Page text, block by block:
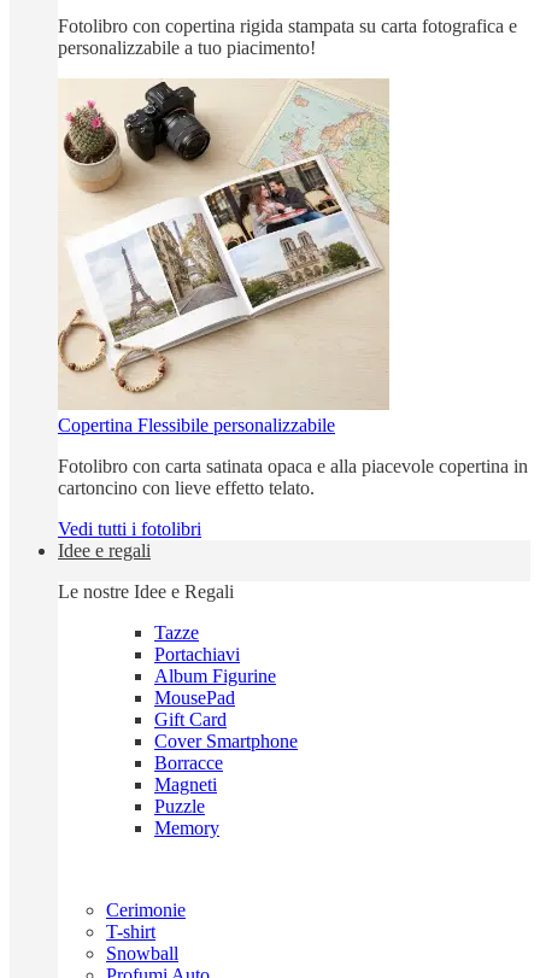
Fotolibro con copertina rigida stampata su carta fotografica e
personalizzabile a tuo piacimento!
Copertina Flessibile personalizzabile
Fotolibro con carta satinata opaca e alla piacevole copertina in
cartoncino con lieve effetto telato.
Vedi tutti i fotolibri
Idee e regali
Le nostre Idee e Regali
Tazze
Portachiavi
Album Figurine
MousePad
Gift Card
Cover Smartphone
Borracce
Magneti
Puzzle
Memory
Cerimonie
T-shirt
Snowball